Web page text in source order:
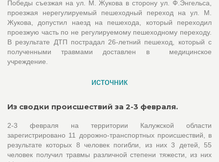
Победы съезжая на ул. М. Жукова в сторону ул. Ф.Энгельса,
проезжая нерегулируемый пешеходный переход на ул. М.
Жукова, допустил наезд на пешехода, который переходил
проезжую часть по не регулируемому пешеходному переходу.
В результате ДТП пострадал 26-летний пешеход, который с
полученными травмами доставлен в медицинское
учреждение.
источник
Из сводки происшествий за 2-3 февраля.
2-3 февраля на территории Калужской области
зарегистрировано 11 дорожно-транспортных происшествий, в
результате которых 8 человек погибли, из них 3 детей, 55
человек получил травмы различной степени тяжести, из них